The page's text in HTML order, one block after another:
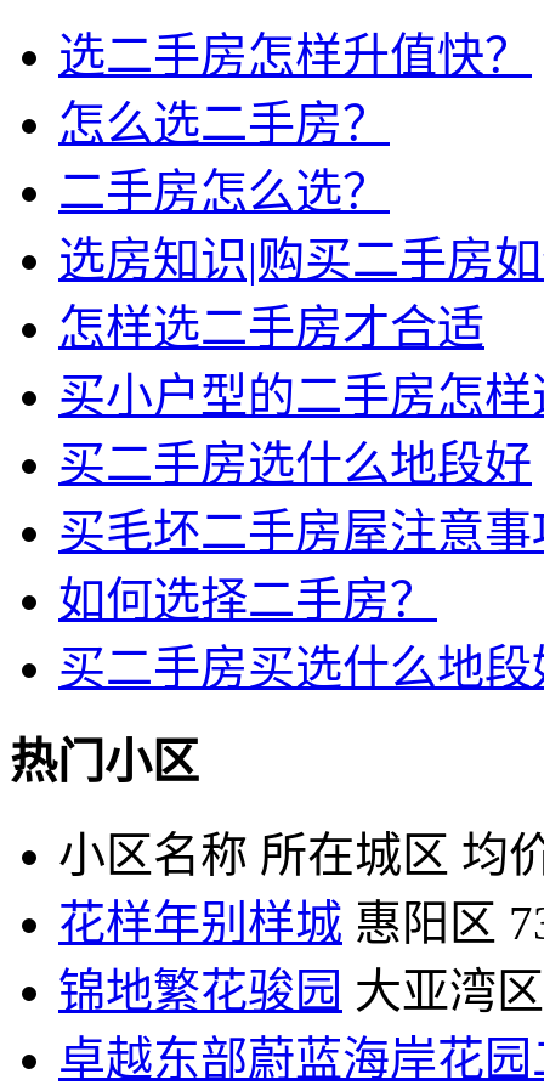
选二手房怎样升值快？
怎么选二手房？
二手房怎么选？
选房知识|购买二手房
怎样选二手房才合适
买小户型的二手房怎样
买二手房选什么地段好
买毛坯二手房屋注意事
如何选择二手房？
买二手房买选什么地段
热门小区
小区名称 所在城区 均
花样年别样城 惠阳区
锦地繁花骏园 大亚湾区
卓越东部蔚蓝海岸花园